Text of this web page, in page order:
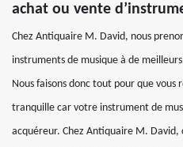
achat ou vente
Chez Antiquaire M. David, nous
instruments de musique à de
Nous faisons donc tout pour que vous
tranquille car votre instrument de
acquéreur. Chez Antiquaire M. David,